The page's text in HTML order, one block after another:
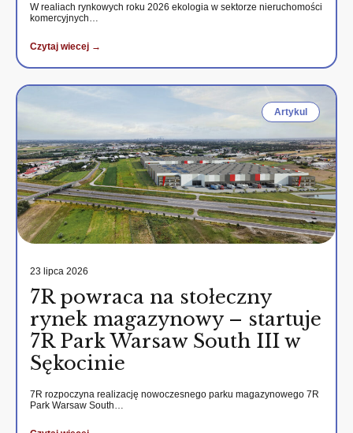
W realiach rynkowych roku 2026 ekologia w sektorze nieruchomości
komercyjnych…
Czytaj wiecej →
Artykul
23 lipca 2026
7R powraca na stołeczny
rynek magazynowy – startuje
7R Park Warsaw South III w
Sękocinie
7R rozpoczyna realizację nowoczesnego parku magazynowego 7R
Park Warsaw South…